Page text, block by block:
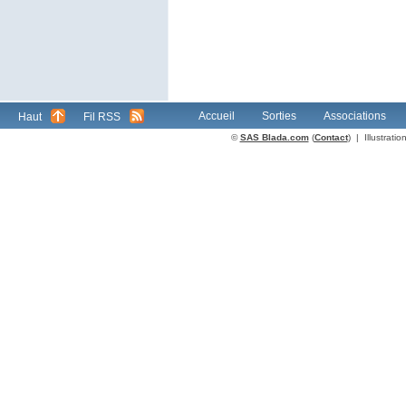
Haut Fil RSS Accueil Sorties Associations
©SAS Blada.com(Contact) |